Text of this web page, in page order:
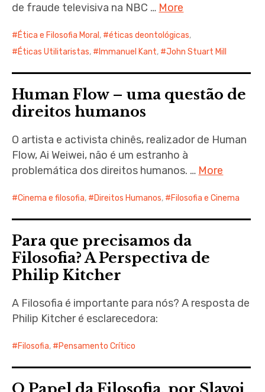
de fraude televisiva na NBC … More
Ética e Filosofia Moral , éticas deontológicas,
Éticas Utilitaristas, Immanuel Kant, John Stuart Mill
Human Flow – uma questão de
direitos humanos
O artista e activista chinês, realizador de Human
Flow, Ai Weiwei, não é um estranho à
problemática dos direitos humanos. … More
Cinema e filosofia, Direitos Humanos, Filosofia e Cinema
Para que precisamos da
Filosofia? A Perspectiva de
Philip Kitcher
A Filosofia é importante para nós? A resposta de
Philip Kitcher é esclarecedora:
Filosofia, Pensamento Crítico